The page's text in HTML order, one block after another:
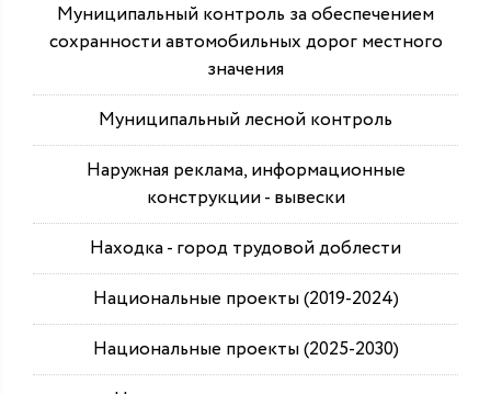
Муниципальный контроль за обеспечением
сохранности автомобильных дорог местного
значения
Муниципальный лесной контроль
Наружная реклама, информационные
конструкции - вывески
Находка - город трудовой доблести
Национальные проекты (2019-2024)
Национальные проекты (2025-2030)